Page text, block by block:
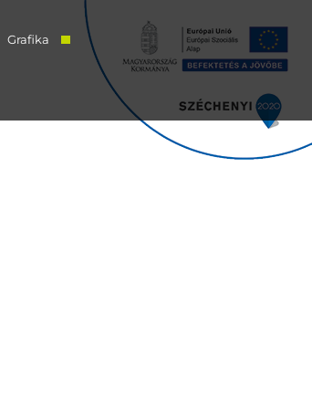
Grafika